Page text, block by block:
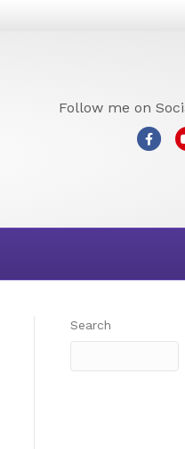
Follow me on
Search